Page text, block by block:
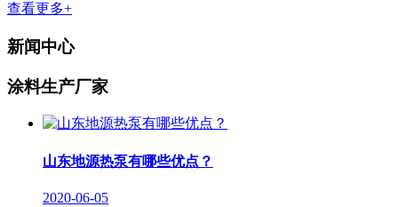
查看更多+
新闻中心
涂料生产厂家
山东地源热泵有哪些优点？
2020-06-05